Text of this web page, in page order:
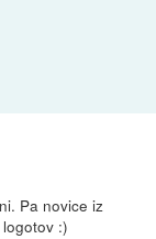
Pa novice iz
:)